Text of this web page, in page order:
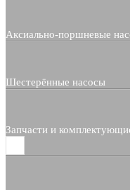
Аксиально-поршневые
Шестерённые насосы
Запчасти и